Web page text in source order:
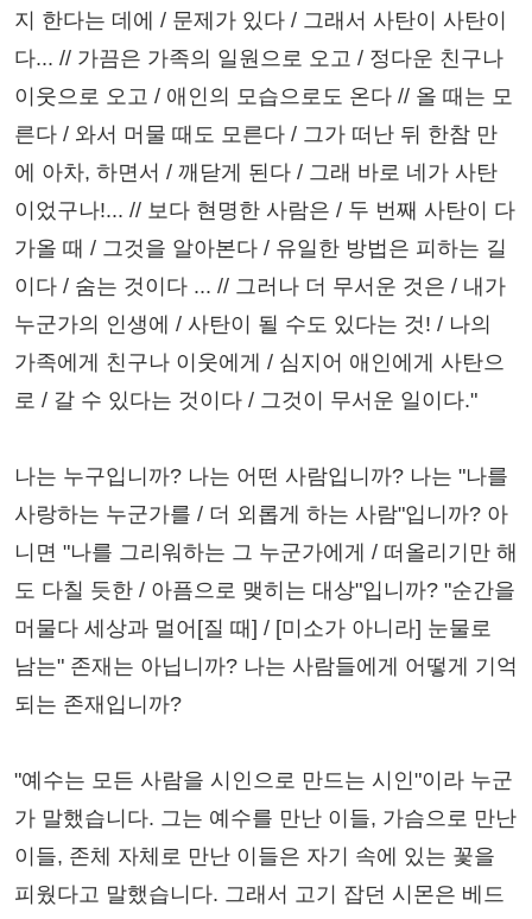
지 한다는 데에 / 문제가 있다 / 그래서 사탄이 사탄이
다... // 가끔은 가족의 일원으로 오고 / 정다운 친구나
이웃으로 오고 / 애인의 모습으로도 온다 // 올 때는 모
른다 / 와서 머물 때도 모른다 / 그가 떠난 뒤 한참 만
에 아차, 하면서 / 깨닫게 된다 / 그래 바로 네가 사탄
이었구나!... // 보다 현명한 사람은 / 두 번째 사탄이 다
가올 때 / 그것을 알아본다 / 유일한 방법은 피하는 길
이다 / 숨는 것이다 ... // 그러나 더 무서운 것은 / 내가
누군가의 인생에 / 사탄이 될 수도 있다는 것! / 나의
가족에게 친구나 이웃에게 / 심지어 애인에게 사탄으
로 / 갈 수 있다는 것이다 / 그것이 무서운 일이다."
나는 누구입니까? 나는 어떤 사람입니까? 나는 "나를
사랑하는 누군가를 / 더 외롭게 하는 사람"입니까? 아
니면 "나를 그리워하는 그 누군가에게 / 떠올리기만 해
도 다칠 듯한 / 아픔으로 맺히는 대상"입니까? "순간을
머물다 세상과 멀어[질 때] / [미소가 아니라] 눈물로
남는" 존재는 아닙니까? 나는 사람들에게 어떻게 기억
되는 존재입니까?
"예수는 모든 사람을 시인으로 만드는 시인"이라 누군
가 말했습니다. 그는 예수를 만난 이들, 가슴으로 만난
이들, 존체 자체로 만난 이들은 자기 속에 있는 꽃을
피웠다고 말했습니다. 그래서 고기 잡던 시몬은 베드